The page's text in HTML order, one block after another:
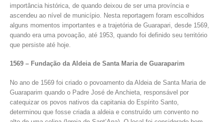
importância histórica, de quando deixou de ser uma província e
ascendeu ao nível de município. Nesta reportagem foram escolhidos
alguns momentos importantes e a trajetória de Guarapari, desde 1569,
quando era uma povoação, até 1953, quando foi definido seu território
que persiste até hoje.
1569 – Fundação da Aldeia de Santa Maria de Guaraparim
No ano de 1569 foi criado o povoamento da Aldeia de Santa Maria de
Guaraparim quando o Padre José de Anchieta, responsável por
catequizar os povos nativos da capitania do Espírito Santo,
determinou que fosse criada a aldeia e construído um convento no